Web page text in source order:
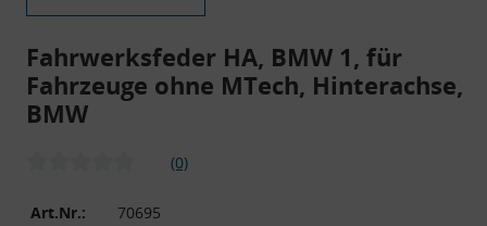
Fahrwerksfeder HA, BMW 1, für
Fahrzeuge ohne MTech, Hinterachse,
BMW
(0)
Art.Nr.:
70695